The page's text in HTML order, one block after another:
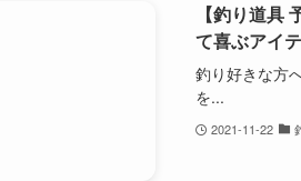
【釣り道具
て喜ぶアイ
釣り好きな方
を...
2021-11-22